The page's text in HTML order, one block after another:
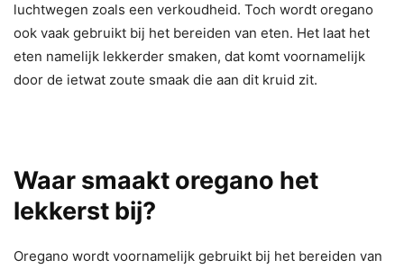
luchtwegen zoals een verkoudheid. Toch wordt oregano
ook vaak gebruikt bij het bereiden van eten. Het laat het
eten namelijk lekkerder smaken, dat komt voornamelijk
door de ietwat zoute smaak die aan dit kruid zit.
Waar smaakt oregano het
lekkerst bij?
Oregano wordt voornamelijk gebruikt bij het bereiden van